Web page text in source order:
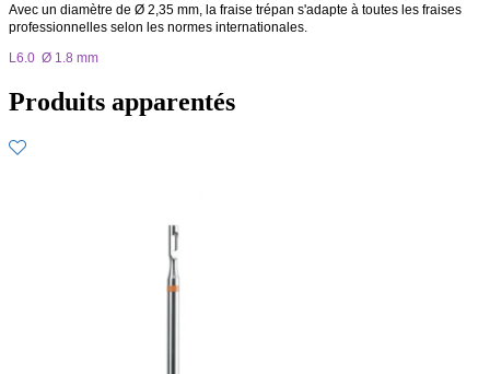
Avec un diamètre de Ø 2,35 mm, la fraise trépan s'adapte à toutes les fraises
professionnelles selon les normes internationales.
L6.0 Ø 1.8 mm
Produits apparentés